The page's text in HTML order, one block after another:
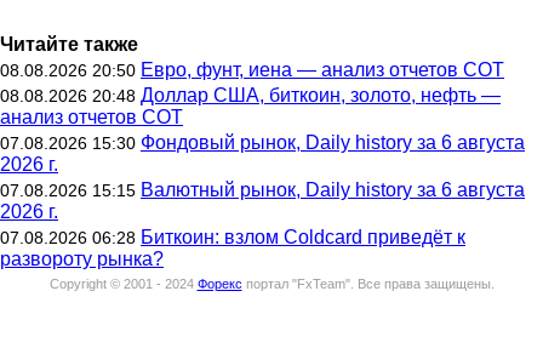
Читайте также
08.08.2026 20:50 Евро, фунт, иена — анализ отчетов СОТ
08.08.2026 20:48 Доллар США, биткоин, золото, нефть —
анализ отчетов СОТ
07.08.2026 15:30 Фондовый рынок, Daily history за 6 августа
2026 г.
07.08.2026 15:15 Валютный рынок, Daily history за 6 августа
2026 г.
07.08.2026 06:28 Биткоин: взлом Coldcard приведёт к
развороту рынка?
Copyright © 2001 - 2024 Форекс портал "FxTeam". Все права защищены.